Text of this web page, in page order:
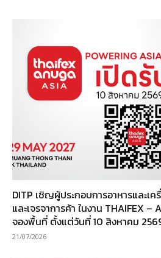
DITP เชิญผู้ประกอบการอาหารและเ
และเจรจาการค้า ในงาน THAIFEX –
จองพื้นที่ ตั้งแต่วันที่ 10 สิงหาคม
21/07/2026